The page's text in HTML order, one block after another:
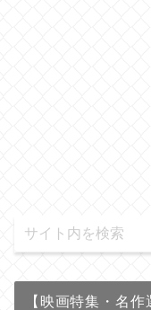
【映画特集・名作